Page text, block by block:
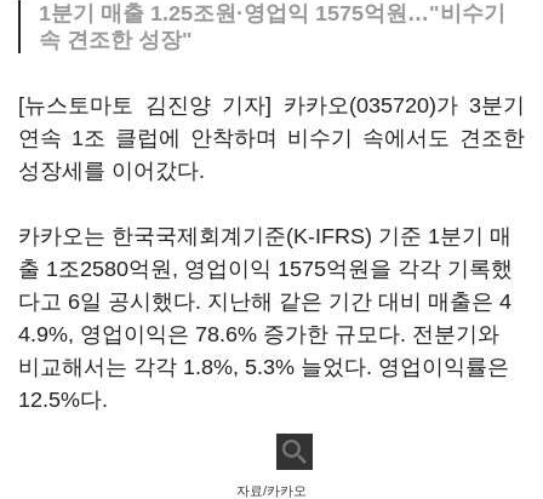
1분기 매출 1.25조원·영업익 1575억원…"비수기
속 견조한 성장"
[뉴스토마토 김진양 기자] 카카오(035720)가 3분기
연속 1조 클럽에 안착하며 비수기 속에서도 견조한
성장세를 이어갔다.
카카오는 한국국제회계기준(K-IFRS) 기준 1분기 매
출 1조2580억원, 영업이익 1575억원을 각각 기록했
다고 6일 공시했다. 지난해 같은 기간 대비 매출은 4
4.9%, 영업이익은 78.6% 증가한 규모다. 전분기와
비교해서는 각각 1.8%, 5.3% 늘었다. 영업이익률은
12.5%다.
자료/카카오